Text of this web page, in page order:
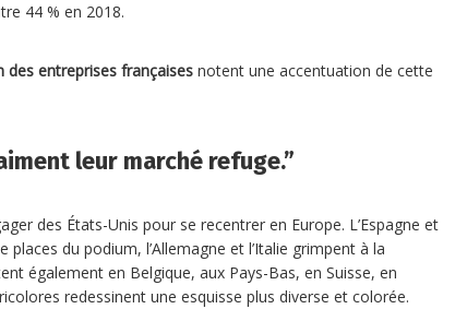
44 % en 2018.
des entreprises françaises notent une accentuation de cette
leur marché refuge.”
des États-Unis pour se recentrer en Europe. L’Espagne et
du podium, l’Allemagne et l’Italie grimpent à la
également en Belgique, aux Pays-Bas, en Suisse, en
redessinent une esquisse plus diverse et colorée.